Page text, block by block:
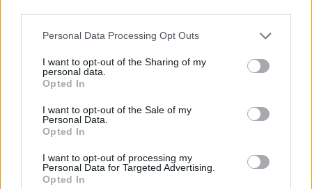
Please note that this website/app uses one or more Google
not limited to your visit or usage behaviour. You may click to
grant or deny consent to Google and its third-party tags to
use your data for below specified purposes in below Google
consent section.
Personal Data Processing Opt Outs
I want to opt-out of the Sharing of my
personal data.
Opted In
I want to opt-out of the Sale of my
Personal Data.
Opted In
I want to opt-out of processing my
Personal Data for Targeted Advertising.
Opted In
Ποιος είναι ο καλύτερος
τρόπος να κρυώσεις το κρασί
σου;